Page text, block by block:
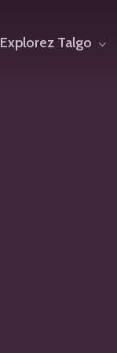
Explorez Talgo